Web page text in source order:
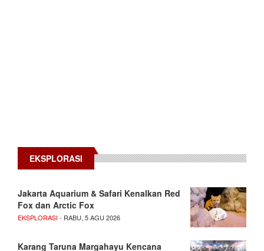
EKSPLORASI
Jakarta Aquarium & Safari Kenalkan Red
Fox dan Arctic Fox
EKSPLORASI- RABU, 5 AGU 2026
Karang Taruna Margahayu Kencana